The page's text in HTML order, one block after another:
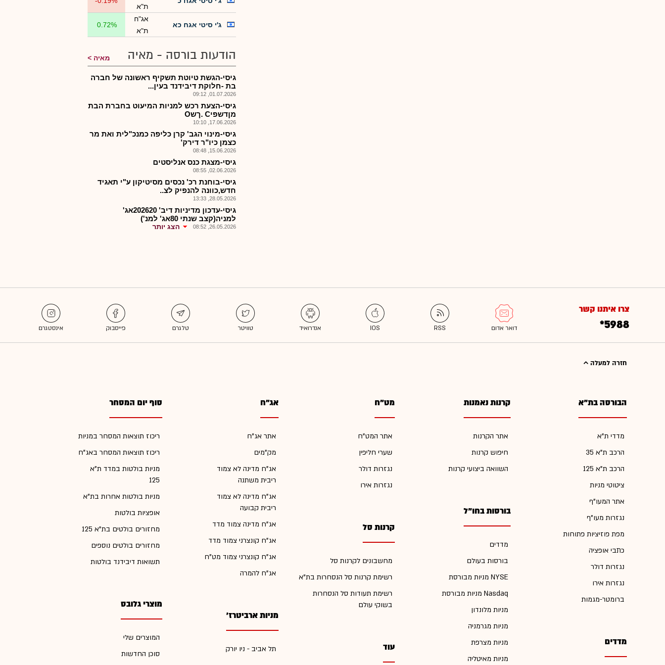
ת"א
ג'י סיטי אגח כא
אג"ח
ת"א
0.72%
הודעות בורסה - מאיה מאיה
גיסי-הגשת טיוטת תשקיף ראשונה של חברה
בת -חלוקת דיבידנד בעין...
01.07.2026, 09:12
גיסי-הצעת רכש למניות המיעוט בחברת הבת
מןדשפיC .ךשO
17.06.2026, 10:10
גיסי-מינוי הגב' קרן כליפה כמנכ"לית ואת מר
כצמן כיו"ר דירק'
15.06.2026, 08:48
גיסי-מצגת כנס אנליסטים
02.06.2026, 08:55
גיסי-בוחנת רכ' נכסים מסיטיקון ע"י תאגיד
חדש,כוונה להנפיק לצ..
28.05.2026, 13:33
גיסי-עדכון מדיניות דיב' 202620אג'
למניה(קצב שנתי 80אג' למנ')
26.05.2026, 08:52 הצג יותר
צרו איתנו קשר
*5988
חזרה למעלה
הבורסה בת"א
מדדי ת"א
הרכב ת"א 35
הרכב ת"א 125
ציטוטי מניות
אתר המעו"ף
נגזרות מעו"ף
מפת פוזיציות פתוחות
כתבי אופציה
נגזרות דולר
נגזרות אירו
ברומטר-מגמות
מדדים
קרנות נאמנות
אתר הקרנות
חיפוש קרנות
השוואה ביצועי קרנות
בורסות בחו"ל
מדדים
בורסות בעולם
מניות מבורסת NYSE
מניות מבורסת Nasdaq
מניות מלונדון
מניות מגרמניה
מניות מצרפת
מניות מאיטליה
מט"ח
אתר המט"ח
שערי חליפין
נגזרות דולר
נגזרות אירו
קרנות סל
מחשבונים לקרנות סל
רשימת קרנות סל הנסחרות בת"א
רשימת תעודות סל הנסחרות
בשוקי עולם
עוד
אג"ח
אתר אג"ח
מק"מים
אג"ח מדינה לא צמוד
ריבית משתנה
אג"ח מדינה לא צמוד
ריבית קבועה
אג"ח מדינה צמוד מדד
אג"ח קונצרני צמוד מדד
אג"ח קונצרני צמוד מט"ח
אג"ח להמרה
מניות ארביטרז'
תל אביב - ניו יורק
סוף יום המסחר
ריכוז תוצאות המסחר במניות
ריכוז תוצאות המסחר באג"ח
מניות בולטות במדד ת"א
125
מניות בולטות אחרות בת"א
אופציות בולטות
מחזורים בולטים בת"א 125
מחזורים בולטים נוספים
תשואות דיבידנד בולטות
מוצרי גלובס
המוצרים שלי
סוכן החדשות